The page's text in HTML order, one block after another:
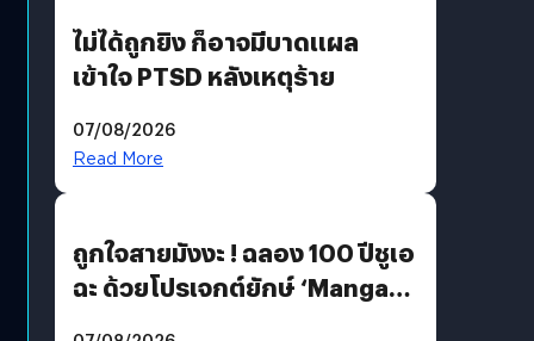
ไม่ได้ถูกยิง ก็อาจมีบาดแผล
เข้าใจ PTSD หลังเหตุร้าย
07/08/2026
Read More
ถูกใจสายมังงะ ! ฉลอง 100 ปีชูเอ
ฉะ ด้วยโปรเจกต์ยักษ์ ‘Manga